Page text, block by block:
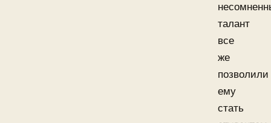
талант
все
же
позволили
ему
стать